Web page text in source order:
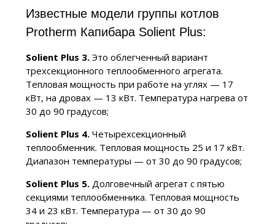
Известные модели группы котлов
Protherm Капибара Solient Plus:
Solient Plus 3.Это облегченный вариант
трехсекционного теплообменного агрегата.
Тепловая мощность при работе на углях — 17
кВт, на дровах — 13 кВт. Температура нагрева от
30 до 90 градусов;
Solient Plus 4.Четырехсекционный
теплообменник. Тепловая мощность 25 и 17 кВт.
Диапазон температуры — от 30 до 90 градусов;
Solient Plus 5.Долговечный агрегат с пятью
секциями теплообменника. Тепловая мощность
34 и 23 кВт. Температура — от 30 до 90